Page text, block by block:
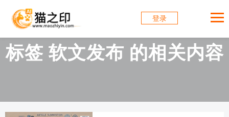
登录
标签 软文发布 的相关内容